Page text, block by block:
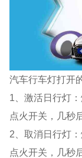
汽车行车灯打开
1、激活日行灯
点火开关，几秒
2、取消日行灯
点火开关，几秒